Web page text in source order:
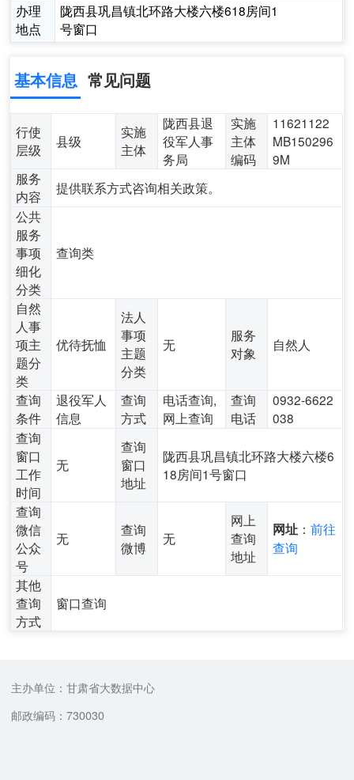
办理
地点
陇西县巩昌镇北环路大楼六楼618房间1
号窗口
基本信息 常见问题
行使
层级
县级
实施
主体
陇西县退
役军人事
务局
实施
主体
编码
11621122
MB150296
9M
服务
内容
提供联系方式咨询相关政策。
公共
服务
事项
细化
分类
查询类
自然
人事
项主
题分
类
优待抚恤
法人
事项
主题
分类
无
服务
对象
自然人
查询
条件
退役军人
信息
查询
方式
电话查询,
网上查询
查询
电话
0932-6622
038
查询
窗口
工作
时间
无
查询
窗口
地址
陇西县巩昌镇北环路大楼六楼6
18房间1号窗口
查询
微信
公众
号
无
查询
微博
无
网上
查询
地址
网址 ：前往
查询
其他
查询
方式
窗口查询
主办单位：甘肃省大数据中心
邮政编码：730030